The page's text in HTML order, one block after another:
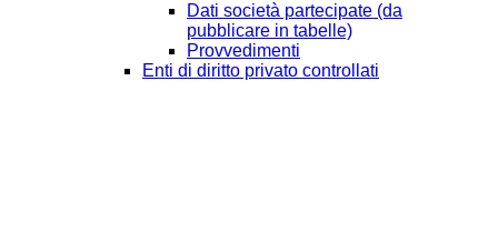
Dati società partecipate (da
pubblicare in tabelle)
Provvedimenti
Enti di diritto privato controllati